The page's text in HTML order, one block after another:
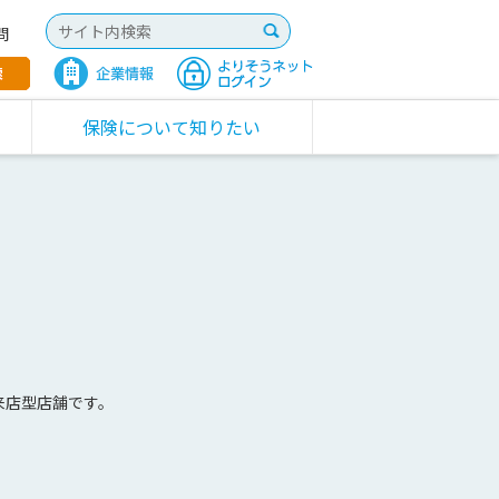
保険について知りたい
型店舗です。